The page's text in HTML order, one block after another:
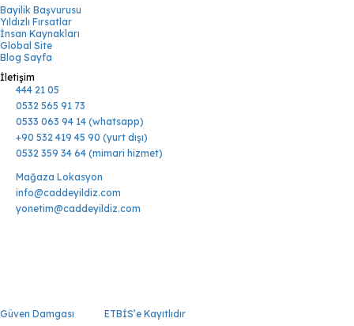
Bayilik Başvurusu
Yıldızlı Fırsatlar
İnsan Kaynakları
Global Site
Blog Sayfa
İletişim
444 21 05
0532 565 91 73
0533 063 94 14 (whatsapp)
+90 532 419 45 90 (yurt dışı)
0532 359 34 64 (mimari hizmet)
Mağaza Lokasyon
info@caddeyildiz.com
yonetim@caddeyildiz.com
Güven Damgası ETBİS’e Kayıtlıdır